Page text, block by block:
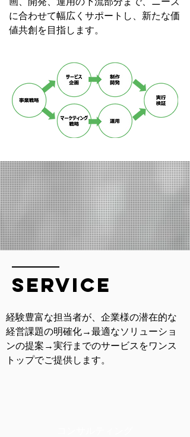
に合わせて幅広くサポートし、新たな価
値共創を目指します。
service
経験豊富な担当者が、企業様の潜在的な
経営課題の明確化→最適なソリューショ
ンの提案→実行までのサービスをワンス
トップでご提供します。